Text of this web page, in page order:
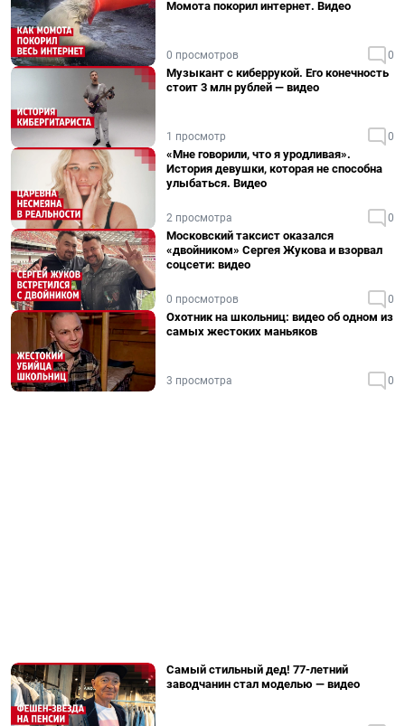
Момота покорил интернет. Видео
0 просмотров 0
Музыкант с киберрукой. Его конечность
стоит 3 млн рублей — видео
1 просмотр 0
«Мне говорили, что я уродливая».
История девушки, которая не способна
улыбаться. Видео
2 просмотра 0
Московский таксист оказался
«двойником» Сергея Жукова и взорвал
соцсети: видео
0 просмотров 0
Охотник на школьниц: видео об одном из
самых жестоких маньяков
3 просмотра 0
Самый стильный дед! 77-летний
заводчанин стал моделью — видео